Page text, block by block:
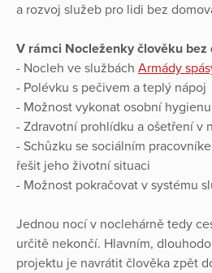
a rozvoj služeb pro lidi bez
V rámci Nocleženky člověku bez
- Nocleh ve službách Armády
- Polévku s pečivem a teplý nápoj
- Možnost vykonat osobní hygienu
- Zdravotní prohlídku a ošetření v
- Schůzku se sociálním
řešit jeho životní situaci
- Možnost pokračovat v systému
Jednou nocí v noclehárně tedy
určitě nekončí. Hlavním,
projektu je navrátit člověka zpět